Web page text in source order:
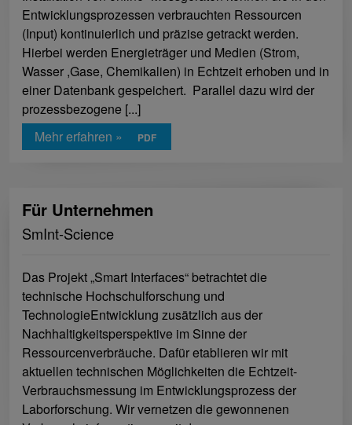
Entwicklungsprozessen verbrauchten Ressourcen
(Input) kontinuierlich und präzise getrackt werden.
Hierbei werden Energieträger und Medien (Strom,
Wasser ,Gase, Chemikalien) in Echtzeit erhoben und in
einer Datenbank gespeichert. Parallel dazu wird der
prozessbezogene [...]
Mehr erfahren »
Für Unternehmen
SmInt-Science
Das Projekt „Smart Interfaces“ betrachtet die
technische Hochschulforschung und
TechnologieEntwicklung zusätzlich aus der
Nachhaltigkeitsperspektive im Sinne der
Ressourcenverbräuche. Dafür etablieren wir mit
aktuellen technischen Möglichkeiten die Echtzeit-
Verbrauchsmessung im Entwicklungsprozess der
Laborforschung. Wir vernetzen die gewonnenen